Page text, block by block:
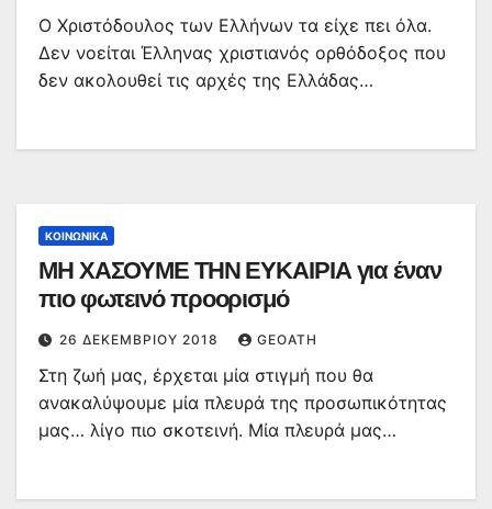
Ο Χριστόδουλος των Ελλήνων τα είχε πει όλα.
Δεν νοείται Έλληνας χριστιανός ορθόδοξος που
δεν ακολουθεί τις αρχές της Ελλάδας…
ΚΟΙΝΩΝΙΚΆ
ΜΗ ΧΑΣΟΥΜΕ ΤΗΝ ΕΥΚΑΙΡΙΑ για έναν
πιο φωτεινό προορισμό
26 ΔΕΚΕΜΒΡΊΟΥ 2018 GEOATH
Στη ζωή μας, έρχεται μία στιγμή που θα
ανακαλύψουμε μία πλευρά της προσωπικότητας
μας… λίγο πιο σκοτεινή. Μία πλευρά μας…